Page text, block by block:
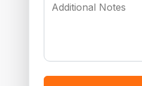
Additional Notes